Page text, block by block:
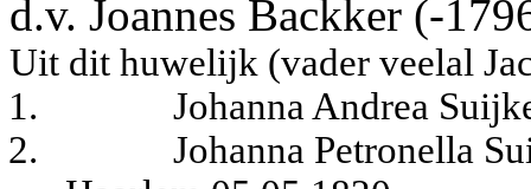
d.v. Joannes Backker (-
Uit dit huwelijk (vader veelal
1.
Johanna Andrea
2.
Johanna Petronella